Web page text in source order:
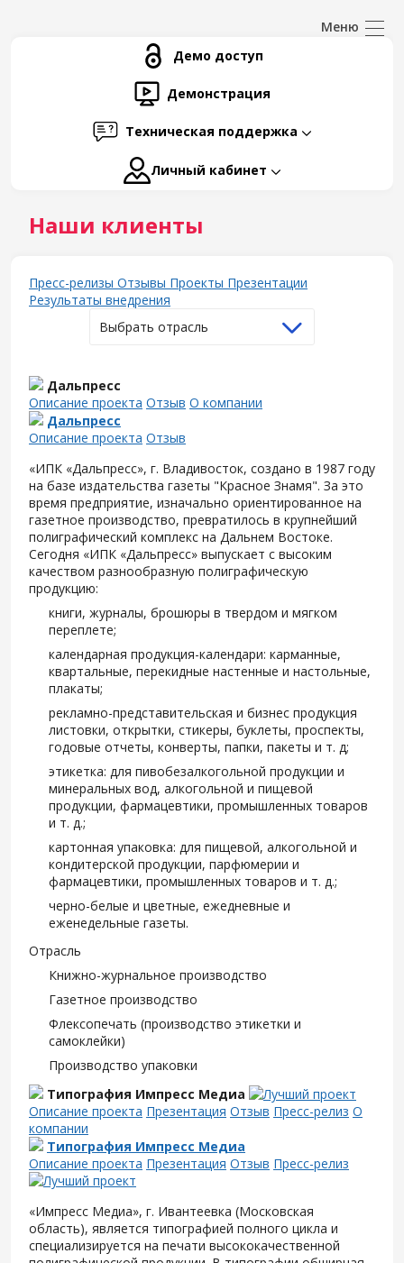
Демо доступ
Демонстрация
Техническая поддержка
Личный кабинет
Наши клиенты
Пресс-релизы Отзывы Проекты Презентации
Результаты внедрения
Выбрать отрасль
Дальпресс
Описание проекта Отзыв О компании
Дальпресс
Описание проекта Отзыв
«ИПК «Дальпресс», г. Владивосток, создано в 1987 году
на базе издательства газеты "Красное Знамя". За это
время предприятие, изначально ориентированное на
газетное производство, превратилось в крупнейший
полиграфический комплекс на Дальнем Востоке.
Сегодня «ИПК «Дальпресс» выпускает с высоким
качеством разнообразную полиграфическую
продукцию:
книги, журналы, брошюры в твердом и мягком
переплете;
календарная продукция-календари: карманные,
квартальные, перекидные настенные и настольные,
плакаты;
рекламно-представительская и бизнес продукция
листовки, открытки, стикеры, буклеты, проспекты,
годовые отчеты, конверты, папки, пакеты и т. д;
этикетка: для пивобезалкогольной продукции и
минеральных вод, алкогольной и пищевой
продукции, фармацевтики, промышленных товаров
и т. д.;
картонная упаковка: для пищевой, алкогольной и
кондитерской продукции, парфюмерии и
фармацевтики, промышленных товаров и т. д.;
черно-белые и цветные, ежедневные и
еженедельные газеты.
Отрасль
Книжно-журнальное производство
Газетное производство
Флексопечать (производство этикетки и
самоклейки)
Производство упаковки
Типография Импресс Медиа
Описание проекта Презентация Отзыв Пресс-релиз О
компании
Типография Импресс Медиа
Описание проекта Презентация Отзыв Пресс-релиз
«Импресс Медиа», г. Ивантеевка (Московская
область), является типографией полного цикла и
специализируется на печати высококачественной